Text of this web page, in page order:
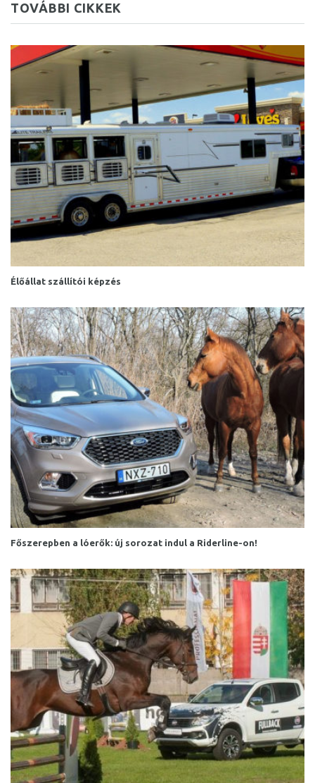
TOVÁBBI CIKKEK
Élőállat szállítói képzés
Főszerepben a lóerők: új sorozat indul a Riderline-on!